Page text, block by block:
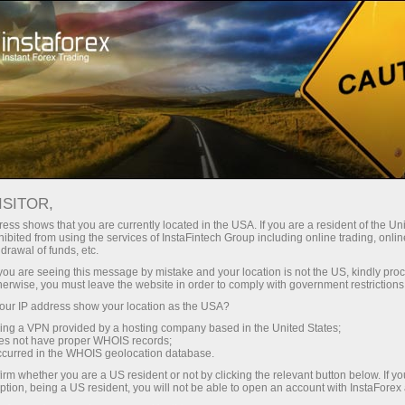
ٹریڈنگ کیسے شروع کی جائے
فاریکس ٹریڈنگ کیسے شروع کی
جائے نئے آنے والوں کے لیے
ایکاترینا سٹیخنا
انسٹا فاریکس ٹی وی کی ڈائریکٹر*
shows that you are currently located in the USA. If you are a resident of the
from using the services of InstaFintech Group including online trading,
of funds, etc.
are seeing this message by mistake and your location is not the US, kindly
you must leave the website in order to comply with government
IP address show your location as the USA?
a VPN provided by a hosting company based in the United States;
not have proper WHOIS records;
in the WHOIS geolocation database.
whether you are a US resident or not by clicking the relevant button below. If
being a US resident, you will not be able to open an account with InstaForex